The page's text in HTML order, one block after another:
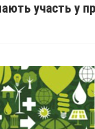
участь у